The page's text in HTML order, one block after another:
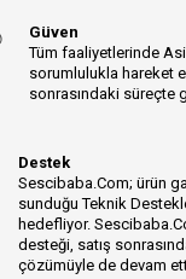
Güven
Tüm faaliyetlerinde
sorumlulukla hareket
sonrasındaki süreçte
Destek
Sescibaba.Com; ürün
sunduğu Teknik
hedefliyor.
desteği, satış
çözümüyle de devam